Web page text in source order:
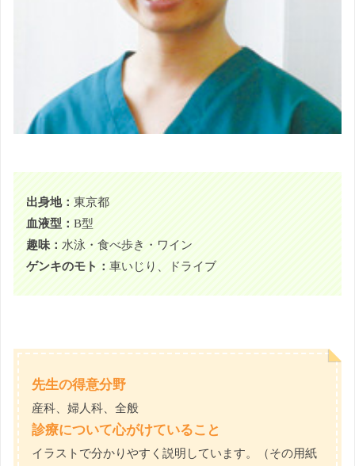
出身地： 東京都
血液型： B型
趣味： 水泳・食べ歩き・ワイン
ゲンキのモト： 車いじり、ドライブ
先生の得意分野
産科、婦人科、全般
診療について心がけていること
イラストで分かりやすく説明しています。（その用紙